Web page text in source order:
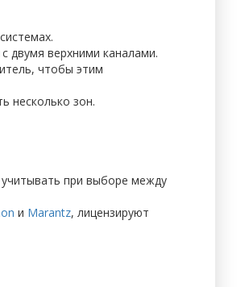
двумя верхними каналами.
чтобы этим
несколько зон.
при выборе между
и Marantz, лицензируют